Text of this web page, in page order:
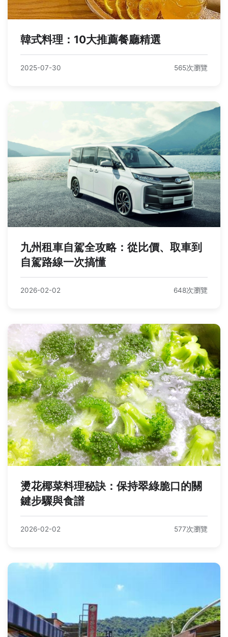
韓式料理：10大推薦餐廳精選
2025-07-30 565次瀏覽
九州租車自駕全攻略：從比價、取車到
自駕路線一次搞懂
2026-02-02 648次瀏覽
燙花椰菜料理秘訣：保持翠綠脆口的關
鍵步驟與食譜
2026-02-02 577次瀏覽